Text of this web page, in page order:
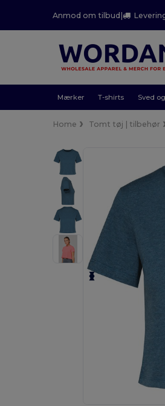
Anmod om tilbud|
Mærker T-shirts Sved
Home Tomt tøj | tilbehør